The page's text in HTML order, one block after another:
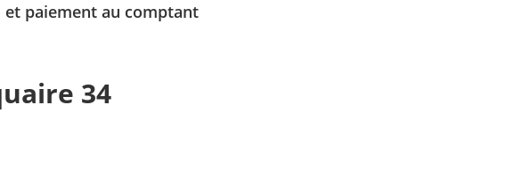
paiement au comptant
34